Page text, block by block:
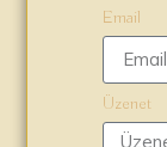
Email
Üzenet